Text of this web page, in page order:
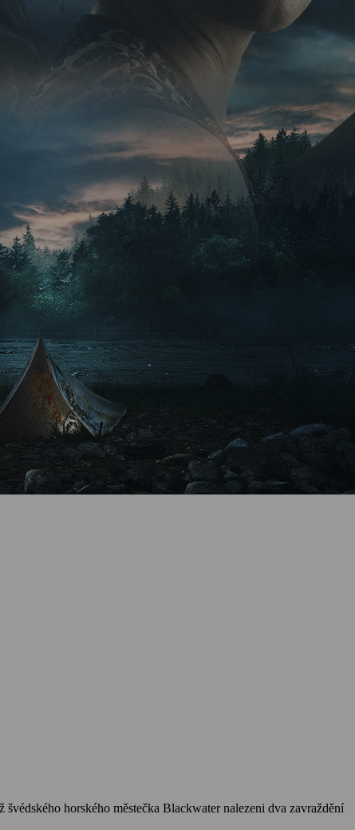
horského městečka Blackwater nalezeni dva zavraždění